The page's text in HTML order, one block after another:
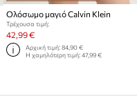
Ολόσωμο μαγιό Calvin Klein
Τρέχουσα τιμή:
42,99 €
Αρχική τιμή: 84,90 €
Η χαμηλότερη τιμή: 47,99 €